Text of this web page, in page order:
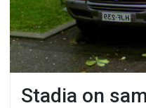
Stadia on